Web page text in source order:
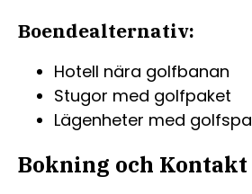
Boendealternativ:
Hotell nära golfbanan
Stugor med golfpaket
Lägenheter med golfspa
Bokning och Kontakt